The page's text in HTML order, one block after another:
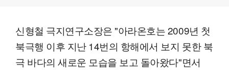
신형철 극지연구소장은 "아라온호는 2009년 첫
북극행 이후 지난 14번의 항해에서 보지 못한 북
극 바다의 새로운 모습을 보고 돌아왔다"면서